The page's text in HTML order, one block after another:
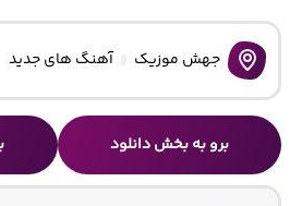
جهش موزیک آهنگ های جدید
برو به بخش دانلود